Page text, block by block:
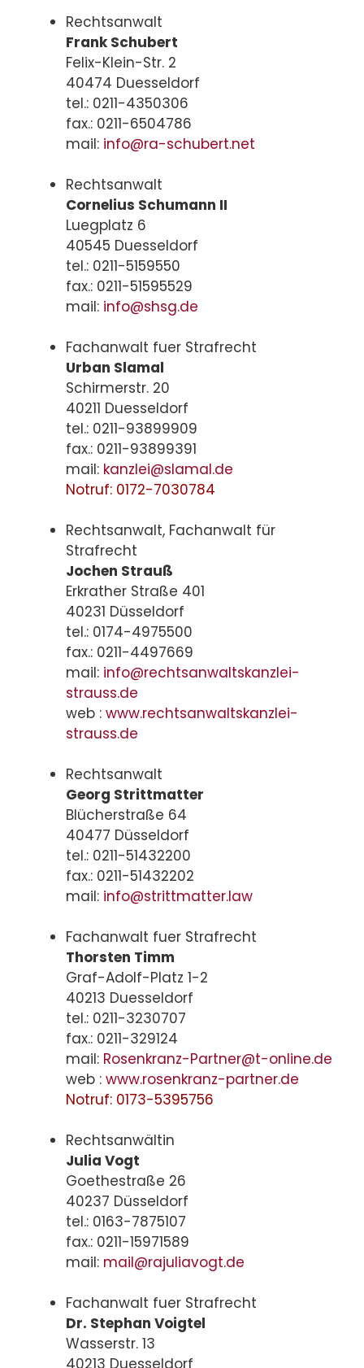
Rechtsanwalt
Frank Schubert
Felix-Klein-Str. 2
40474 Duesseldorf
tel.: 0211-4350306
fax.: 0211-6504786
mail: info@ra-schubert.net
Rechtsanwalt
Cornelius Schumann II
Luegplatz 6
40545 Duesseldorf
tel.: 0211-5159550
fax.: 0211-51595529
mail: info@shsg.de
Fachanwalt fuer Strafrecht
Urban Slamal
Schirmerstr. 20
40211 Duesseldorf
tel.: 0211-93899909
fax.: 0211-93899391
mail: kanzlei@slamal.de
Notruf: 0172-7030784
Rechtsanwalt, Fachanwalt für
Strafrecht
Jochen Strauß
Erkrather Straße 401
40231 Düsseldorf
tel.: 0174-4975500
fax.: 0211-4497669
mail: info@rechtsanwaltskanzlei-
strauss.de
web : www.rechtsanwaltskanzlei-
strauss.de
Rechtsanwalt
Georg Strittmatter
Blücherstraße 64
40477 Düsseldorf
tel.: 0211-51432200
fax.: 0211-51432202
mail: info@strittmatter.law
Fachanwalt fuer Strafrecht
Thorsten Timm
Graf-Adolf-Platz 1-2
40213 Duesseldorf
tel.: 0211-3230707
fax.: 0211-329124
mail: Rosenkranz-Partner@t-online.de
web : www.rosenkranz-partner.de
Notruf: 0173-5395756
Rechtsanwältin
Julia Vogt
Goethestraße 26
40237 Düsseldorf
tel.: 0163-7875107
fax.: 0211-15971589
mail: mail@rajuliavogt.de
Fachanwalt fuer Strafrecht
Dr. Stephan Voigtel
Wasserstr. 13
40213 Duesseldorf